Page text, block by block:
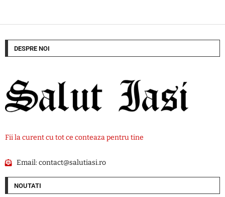
DESPRE NOI
Fii la curent cu tot ce conteaza pentru tine
Email:contact@salutiasi.ro
NOUTATI